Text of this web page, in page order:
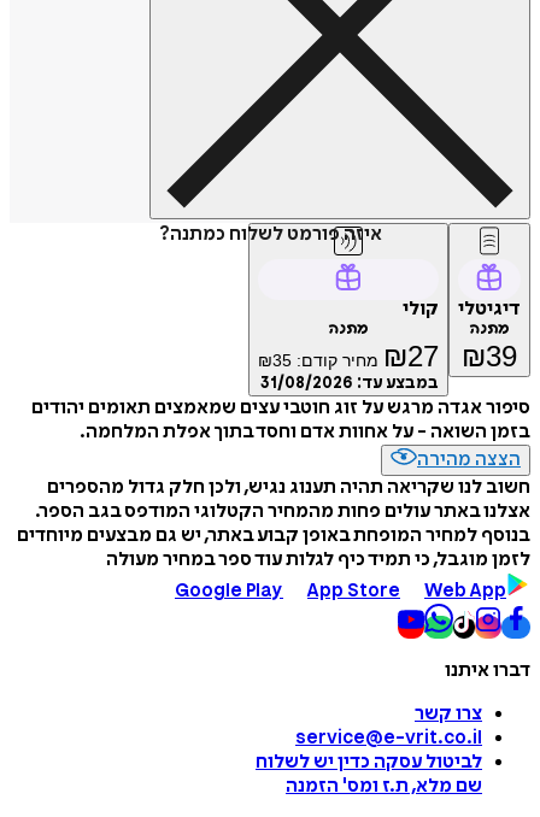
איזה פורמט לשלוח כמתנה?
דיגיטלי
מתנה
₪39
קולי
מתנה
₪27 מחיר קודם: ₪35
במבצע עד: 31/08/2026
סיפור אגדה מרגש על זוג חוטבי עצים שמאמצים תאומים יהודים
בזמן השואה - על אחוות אדם וחסד בתוך אפלת המלחמה.
הצצה מהירה
חשוב לנו שקריאה תהיה תענוג נגיש, ולכן חלק גדול מהספרים
אצלנו באתר עולים פחות מהמחיר הקטלוגי המודפס בגב הספר.
בנוסף למחיר המופחת באופן קבוע באתר, יש גם מבצעים מיוחדים
לזמן מוגבל, כי תמיד כיף לגלות עוד ספר במחיר מעולה
Google Play
App Store Web App
דברו איתנו
צרו קשר
service@e-vrit.co.il
לביטול עסקה כדין יש לשלוח
שם מלא, ת.ז ומס' הזמנה